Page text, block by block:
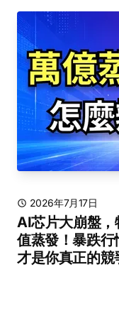
2026年7月17日
AI芯片大崩盤，
值蒸發！暴跌
才是你真正的競